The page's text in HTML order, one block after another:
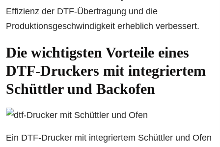
Effizienz der DTF-Übertragung und die
Produktionsgeschwindigkeit erheblich verbessert.
Die wichtigsten Vorteile eines
DTF-Druckers mit integriertem
Schüttler und Backofen
Ein DTF-Drucker mit integriertem Schüttler und Ofen